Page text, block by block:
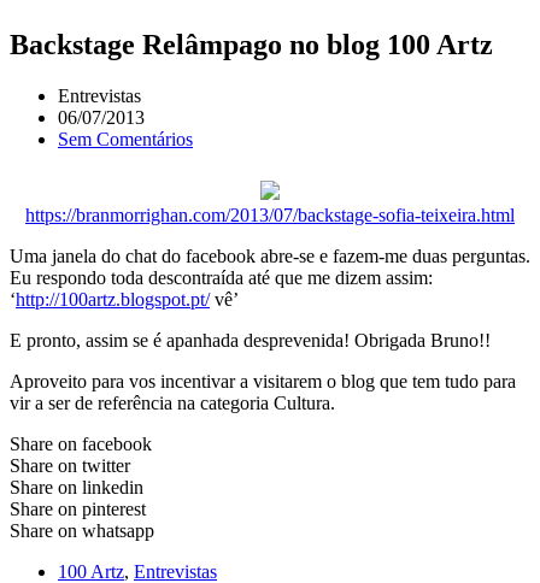
Backstage Relâmpago no blog 100 Artz
Entrevistas
06/07/2013
Sem Comentários
https://branmorrighan.com/2013/07/backstage-sofia-teixeira.html
Uma janela do chat do facebook abre-se e fazem-me duas perguntas.
Eu respondo toda descontraída até que me dizem assim:
‘http://100artz.blogspot.pt/vê’
E pronto, assim se é apanhada desprevenida! Obrigada Bruno!!
Aproveito para vos incentivar a visitarem o blog que tem tudo para
vir a ser de referência na categoria Cultura.
Share on facebook
Share on twitter
Share on linkedin
Share on pinterest
Share on whatsapp
100 Artz, Entrevistas